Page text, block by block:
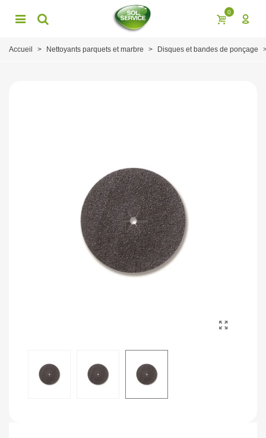
0
Accueil > Nettoyants parquets et marbre > Disques et bandes de ponçage